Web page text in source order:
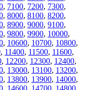
, 7100, 7200, 7300,
, 8000, 8100, 8200,
, 8900, 9000, 9100,
, 9800, 9900, 10000,
, 10600, 10700, 10800,
, 11400, 11500, 11600,
, 12200, 12300, 12400,
, 13000, 13100, 13200,
, 13800, 13900, 14000,
, 14600, 14700, 14800,